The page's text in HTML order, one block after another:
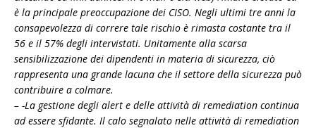
è la principale preoccupazione dei CISO. Negli ultimi tre anni la
consapevolezza di correre tale rischio è rimasta costante tra il
56 e il 57% degli intervistati. Unitamente alla scarsa
sensibilizzazione dei dipendenti in materia di sicurezza, ciò
rappresenta una grande lacuna che il settore della sicurezza può
contribuire a colmare.
– -La gestione degli alert e delle attività di remediation continua
ad essere sfidante. Il calo segnalato nelle attività di remediation